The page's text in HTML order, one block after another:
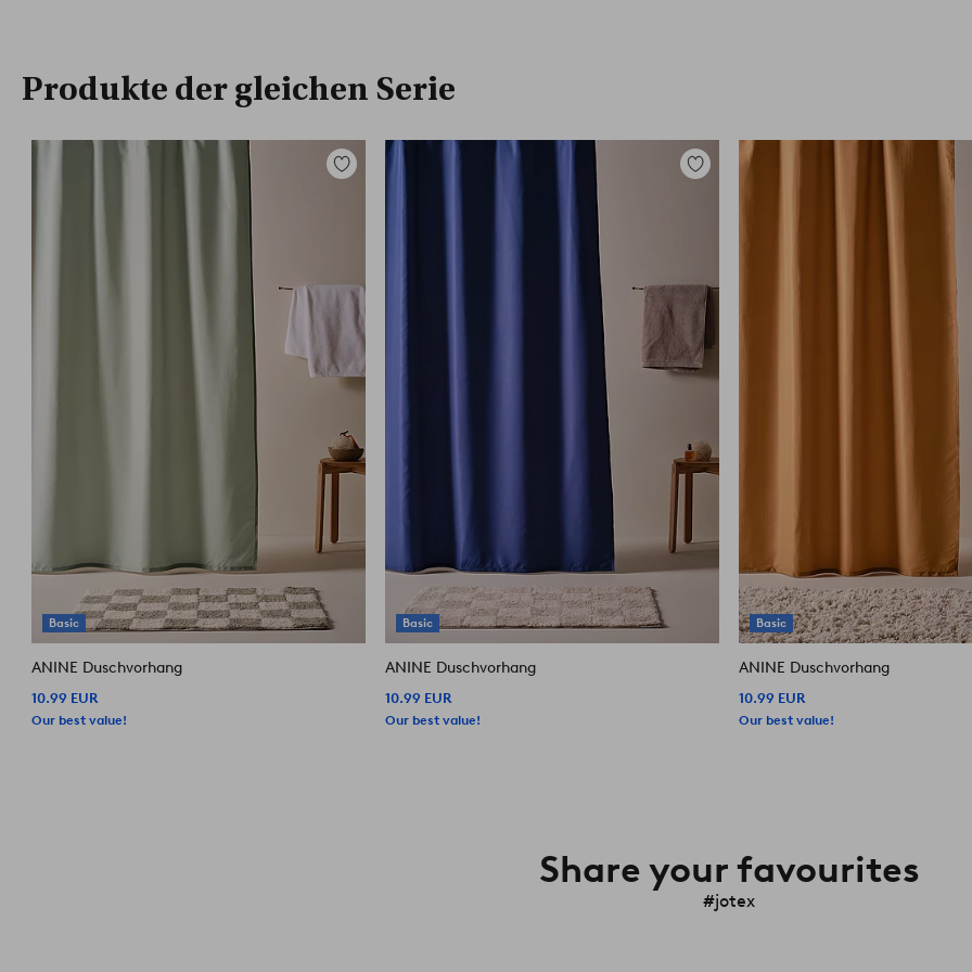
Produkte der gleichen Serie
Basic
Zu
ANINE Duschvorhang
10.99 EUR
Our best value!
Basic
Zu
ANINE Duschvorhang
10.99 EUR
Our best value!
Basic
ANINE Duschvorhang
10.99 EUR
Our best value!
Share your favourites
#jotex